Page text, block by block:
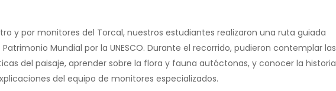
y por monitores del Torcal, nuestros estudiantes realizaron una ruta guiada
Mundial por la UNESCO. Durante el recorrido, pudieron contemplar las
del paisaje, aprender sobre la flora y fauna autóctonas, y conocer la historia
del equipo de monitores especializados.